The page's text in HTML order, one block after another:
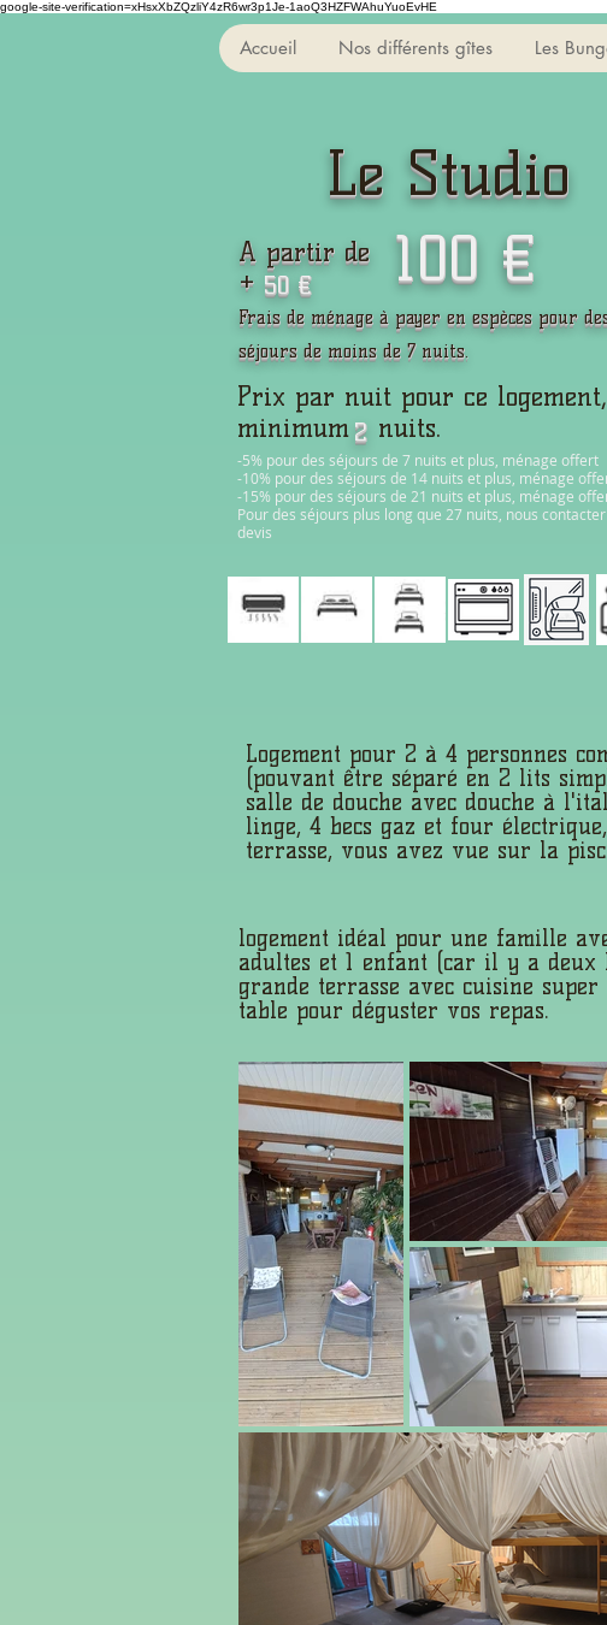
google-site-verification=xHsxXbZQzliY4zR6wr3p1Je-1aoQ3HZFWAhuYuoEvHE
Accueil Nos différents gîtes Les
Le Studio
A partir de
+
Frais de ménage à payer en espèces pour
séjours de moins de 7 nuits.
100 €
Prix par nuit pour ce logement,
minimum nuits.
50 €
2
-5% pour des séjours de 7 nuits et plus, ménage offert
-10% pour des séjours de 14 nuits et plus, ménage
-15% pour des séjours de 21 nuits et plus, ménage
Pour des séjours plus long que 27 nuits, nous
devis
Logement pour 2 à 4 personnes
(pouvant être séparé en 2 lits
salle de douche avec douche à
linge, 4 becs gaz et four
terrasse, vous avez vue sur la
logement idéal pour une famille
adultes et 1 enfant (car il y a deux
grande terrasse avec cuisine super
table pour déguster vos repas.